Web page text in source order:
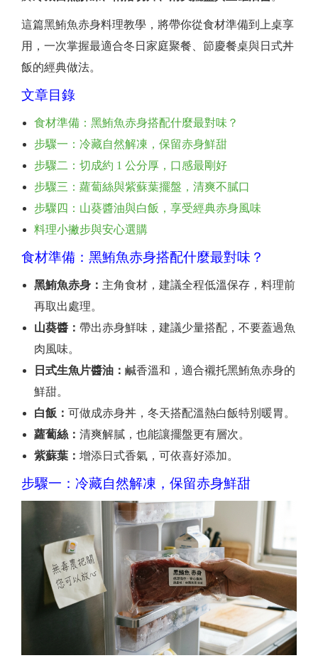
這篇黑鮪魚赤身料理教學，將帶你從食材準備到上桌享
用，一次掌握最適合冬日家庭聚餐、節慶餐桌與日式丼
飯的經典做法。
文章目錄
食材準備：黑鮪魚赤身搭配什麼最對味？
步驟一：冷藏自然解凍，保留赤身鮮甜
步驟二：切成約 1 公分厚，口感最剛好
步驟三：蘿蔔絲與紫蘇葉擺盤，清爽不膩口
步驟四：山葵醬油與白飯，享受經典赤身風味
料理小撇步與安心選購
食材準備：黑鮪魚赤身搭配什麼最對味？
黑鮪魚赤身： 主角食材，建議全程低溫保存，料理前
再取出處理。
山葵醬： 帶出赤身鮮味，建議少量搭配，不要蓋過魚
肉風味。
日式生魚片醬油： 鹹香溫和，適合襯托黑鮪魚赤身的
鮮甜。
白飯： 可做成赤身丼，冬天搭配溫熱白飯特別暖胃。
蘿蔔絲： 清爽解膩，也能讓擺盤更有層次。
紫蘇葉： 增添日式香氣，可依喜好添加。
步驟一：冷藏自然解凍，保留赤身鮮甜